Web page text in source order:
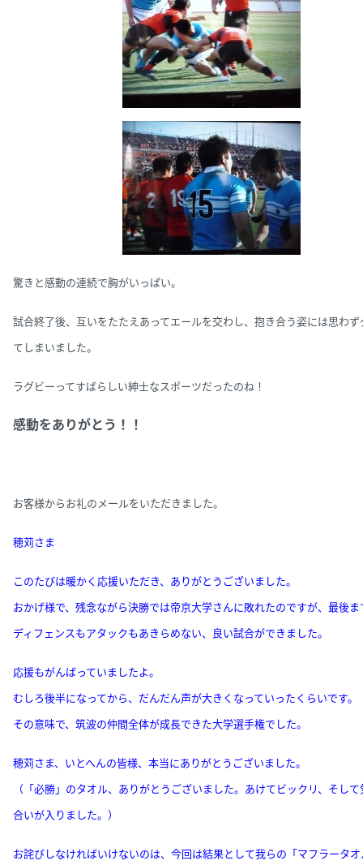
驚きと感動の連続で胸がいっぱい。
試合終了後、互いをたたえあってエールを交わし、抱き合う姿には思わ
てしまいました。
ラグビーってすばらしい紳士なスポーツだったのね！
感動をありがとう！！
お客様からお礼のメールをいただきました。
穂苅さま
このたびは暖かく応援いただき、ありがとうございました。
おかげ様で、残念ながら決勝では帝京大学さんに敗れたのですが、最後ま
ディフェンスもアタックもあきらめない、良い試合ができました。
応援もがんばっていましたよ。
むしろ後半になってから、だんだん声が大きくなっていったくらいです。
その意味で、筑波の仲間全体が成長できた大学選手権でした。
穂苅さま、いとへんの皆様、本当にありがとうございました。
（「必勝」のタオル、ありがとうございました。あけてビックリ、そして
合いが入りました。）
お詫びしなければいけないのは、今回は結果として我らの「マフラータ